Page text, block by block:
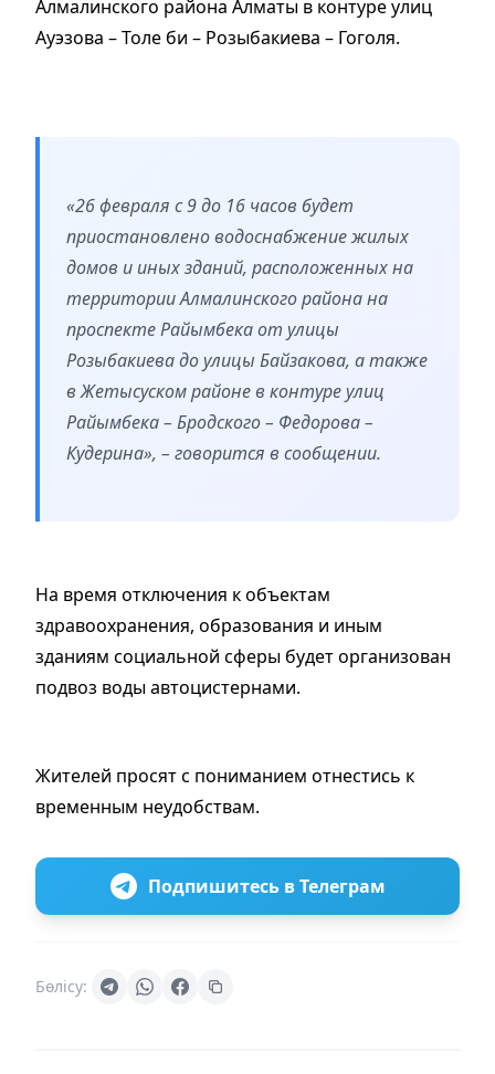
Алмалинского района Алматы в контуре улиц
Ауэзова – Толе би – Розыбакиева – Гоголя.
«26 февраля с 9 до 16 часов будет
приостановлено водоснабжение жилых
домов и иных зданий, расположенных на
территории Алмалинского района на
проспекте Райымбека от улицы
Розыбакиева до улицы Байзакова, а также
в Жетысуском районе в контуре улиц
Райымбека – Бродского – Федорова –
Кудерина», – говорится в сообщении.
На время отключения к объектам
здравоохранения, образования и иным
зданиям социальной сферы будет организован
подвоз воды автоцистернами.
Жителей просят с пониманием отнестись к
временным неудобствам.
Подпишитесь в Телеграм
Бөлісу: